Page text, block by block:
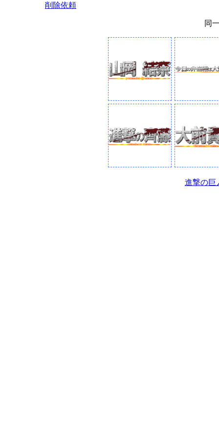
削除依頼
同
進撃の巨